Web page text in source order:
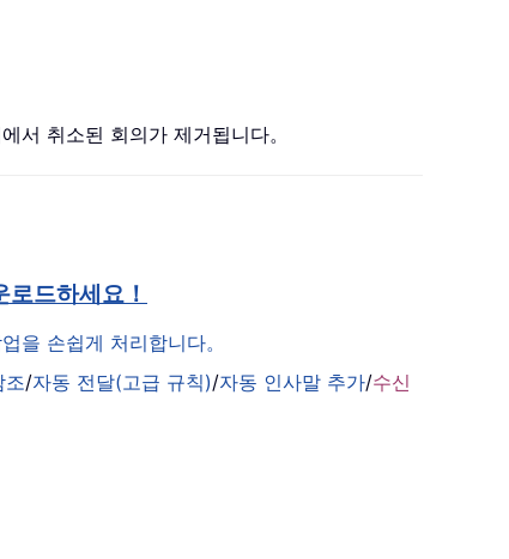
서 취소된 회의가 제거됩니다。
로드하세요！
을 손쉽게 처리합니다。
조/자동 전달(고급 규칙)/자동 인사말 추가/수신